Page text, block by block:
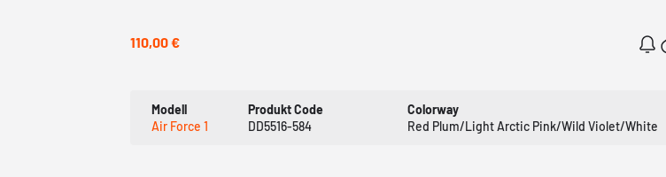
110,00 €
Modell
Air Force 1
Produkt Code
DD5516-584
Colorway
Red Plum/Light Arctic Pink/Wild Violet/White